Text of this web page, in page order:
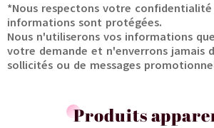
*Nous respectons votre
informations sont protégées.
Nous n'utiliserons vos informations
votre demande et n'enverrons jamais
sollicités ou de messages
Produits